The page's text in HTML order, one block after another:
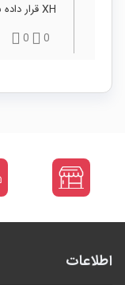
XH قرار داده شد.
0
0
اطلاعات